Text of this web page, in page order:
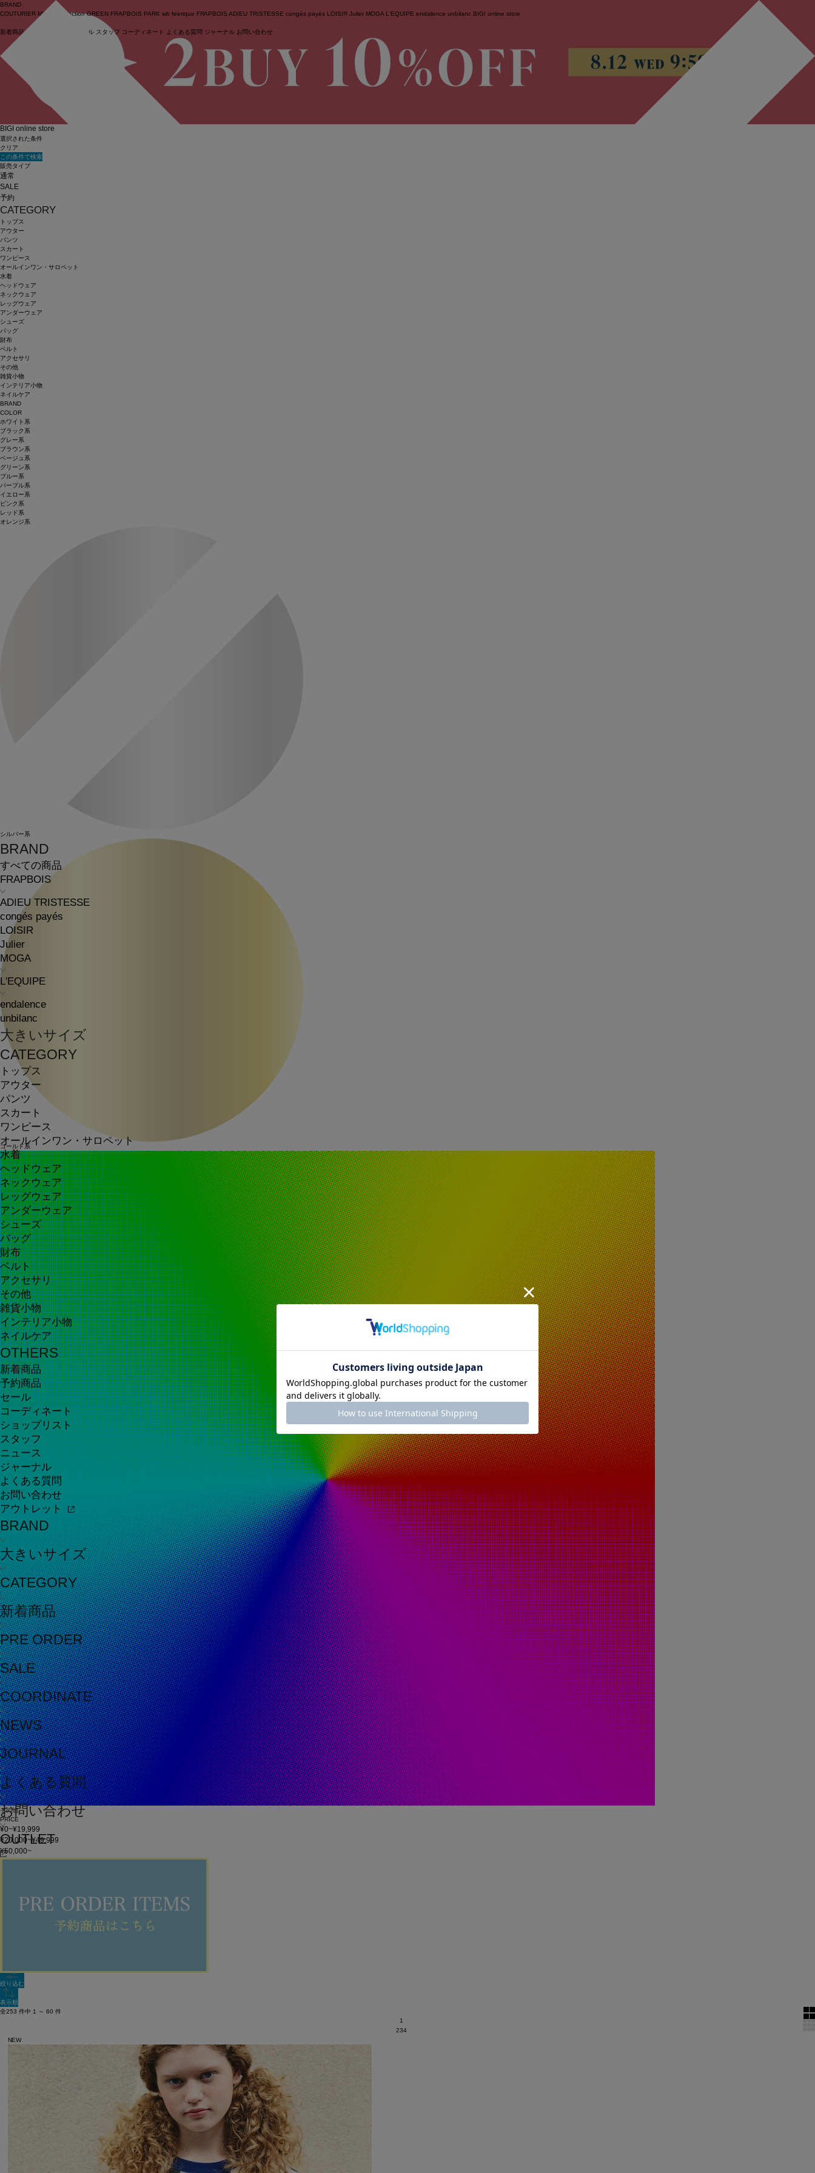
ログイン
BRAND
COUTURIER MOGA Collection GREEN FRAPBOIS PARK wb feerique FRAPBOIS ADIEU TRISTESSE congés payés LOISIR Julier MOGA L'EQUIPE endalence unbilanc BIGI online store
新着商品 (ライブ) セール スタッフ コーディネート よくある質問 ジャーナル お問い合わせ
BRAND
すべての商品
FRAPBOIS
ADIEU TRISTESSE
congés payés
LOISIR
Julier
MOGA
L'EQUIPE
endalence
unbilanc
大きいサイズ
CATEGORY
トップス
アウター
パンツ
スカート
ワンピース
オールインワン・サロペット
水着
ヘッドウェア
ネックウェア
レッグウェア
アンダーウェア
シューズ
バッグ
財布
ベルト
アクセサリ
その他
雑貨小物
インテリア小物
ネイルケア
OTHERS
新着商品
予約商品
セール
コーディネート
ショップリスト
スタッフ
ニュース
ジャーナル
よくある質問
お問い合わせ
アウトレット
BRAND
大きいサイズ
CATEGORY
新着商品
PRE ORDER
SALE
COORDINATE
NEWS
JOURNAL
よくある質問
お問い合わせ
OUTLET
BIGI online store
選択された条件
クリア
この条件で検索
販売タイプ
通常
SALE
予約
CATEGORY
トップス
アウター
パンツ
スカート
ワンピース
オールインワン・サロペット
水着
ヘッドウェア
ネックウェア
レッグウェア
アンダーウェア
シューズ
バッグ
財布
ベルト
アクセサリ
その他
雑貨小物
インテリア小物
ネイルケア
BRAND
COLOR
ホワイト系
ブラック系
グレー系
ブラウン系
ベージュ系
グリーン系
ブルー系
パープル系
イエロー系
ピンク系
レッド系
オレンジ系
シルバー系
ゴールド系
その他
PRICE
¥0~¥19,999
¥20,000~¥49,999
¥50,000~
在庫
新着順
絞り込む
表示順
全253 件中 1 ～ 60 件
1
234
NEW